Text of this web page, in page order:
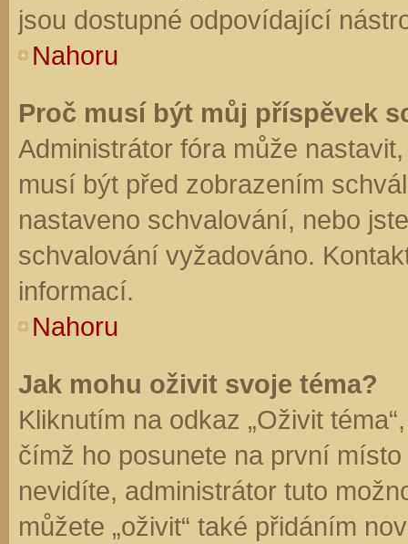
jsou dostupné odpovídající
Nahoru
Proč musí být můj příspěvek
Administrátor fóra může
musí být před zobrazením
nastaveno schvalování, nebo
schvalování vyžadováno.
informací.
Nahoru
Jak mohu oživit svoje téma?
Kliknutím na odkaz „Oživit
čímž ho posunete na první
nevidíte, administrátor tuto
můžete „oživit“ také přidáním